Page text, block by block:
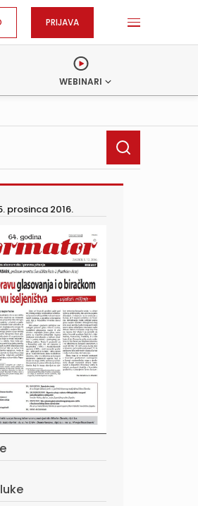
PRIJAVA
WEBINARI
prosinca 2016.